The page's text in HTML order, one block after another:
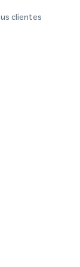
clientes